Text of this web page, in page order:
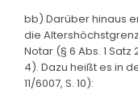
bb) Darüber hinaus
die
Notar (§ 6 Abs. 1 Satz
4). Dazu heißt es in
11/6007, S. 10):